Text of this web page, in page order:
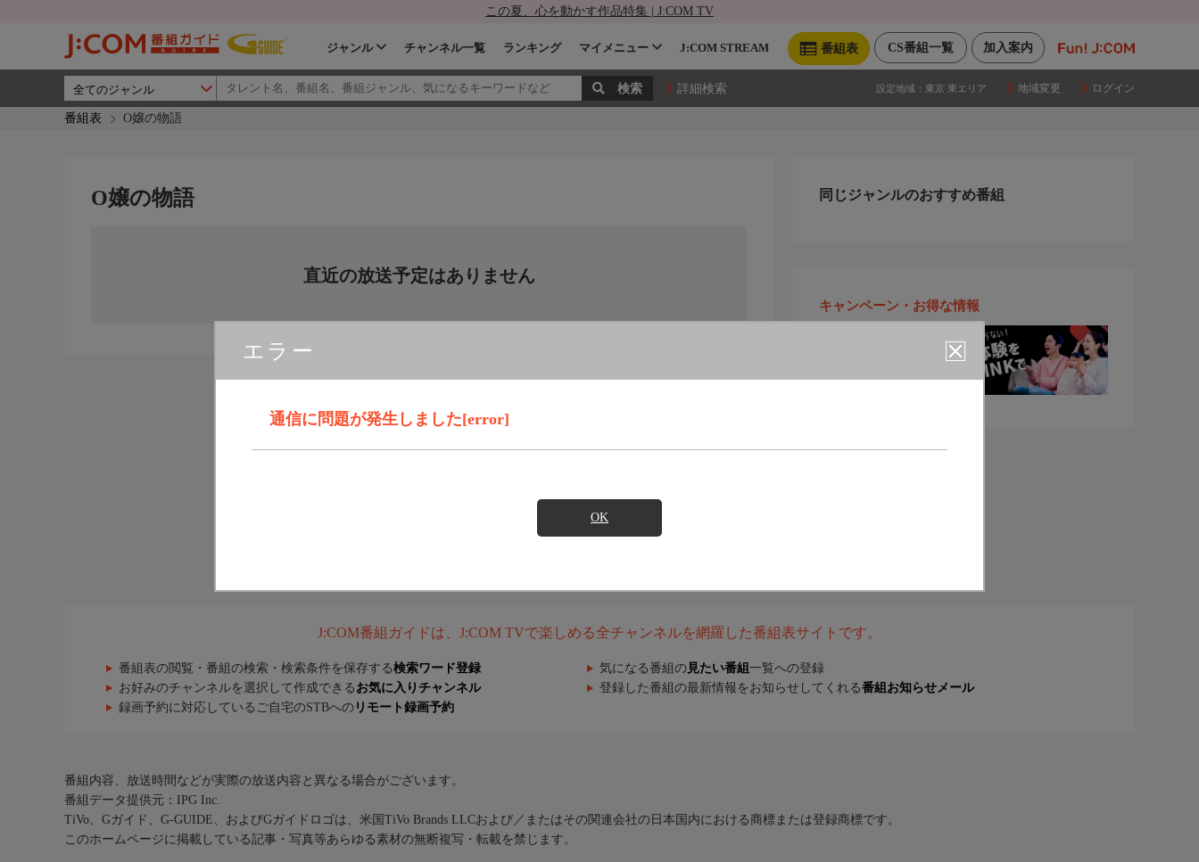
この夏、心を動かす作品特集 | J:COM TV
加入案内
CS番組一覧
番組表
ジャンル チャンネル一覧 ランキング マイメニュー J:COM STREAM
詳細検索 設定地域： 東京 東エリア 地域変更 ログイン
番組表 O嬢の物語
エラー
通信に問題が発生しました[error]
OK
O嬢の物語
直近の放送予定はありません
同じジャンルのおすすめ番組
キャンペーン・お得な情報
J:COM番組ガイドは、J:COM TVで楽しめる全チャンネルを網羅した番組表サイトです。
番組表の閲覧・番組の検索・検索条件を保存する検索ワード登録 気になる番組の 見たい番組 一覧への登録
お好みのチャンネルを選択して作成できる お気に入りチャンネル 登録した番組の最新情報をお知らせしてくれる番組お知らせメール
録画予約に対応しているご自宅のSTBへの リモート録画予約
番組内容、放送時間などが実際の放送内容と異なる場合がございます。
番組データ提供元：IPG Inc.
TiVo、Gガイド、G-GUIDE、およびGガイドロゴは、米国TiVo Brands LLCおよび／またはその関連会社の日本国内における商標または登録商標です。
このホームページに掲載している記事・写真等あらゆる素材の無断複写・転載を禁じます。